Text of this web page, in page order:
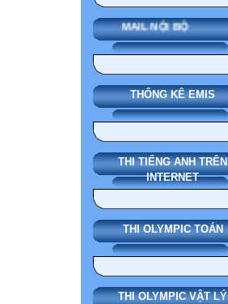
MAIL NỘI BỘ
THỐNG KÊ EMIS
THI TIẾNG ANH TRÊN
INTERNET
THI OLYMPIC TOÁN
THI OLYMPIC VẬT LÝ